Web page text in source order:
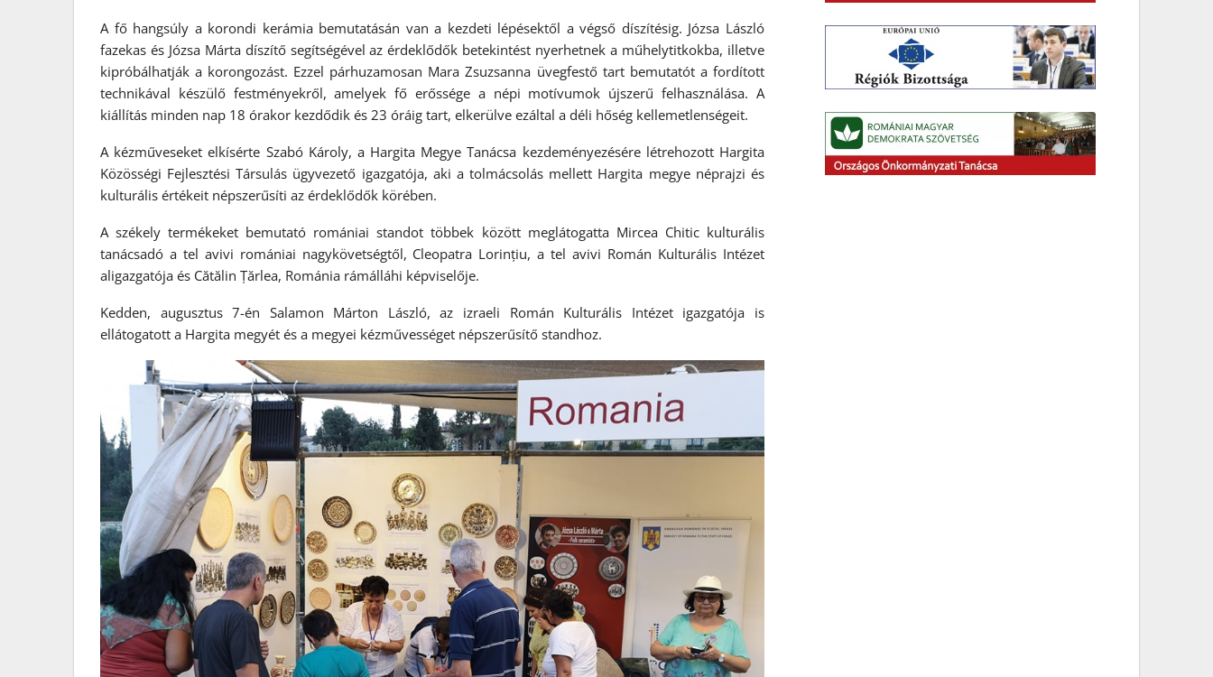
A fő hangsúly a korondi kerámia bemutatásán van a kezdeti lépésektől a végső díszítésig. Józsa László
fazekas és Józsa Márta díszítő segítségével az érdeklődők betekintést nyerhetnek a műhelytitkokba, illetve
kipróbálhatják a korongozást. Ezzel párhuzamosan Mara Zsuzsanna üvegfestő tart bemutatót a fordított
technikával készülő festményekről, amelyek fő erőssége a népi motívumok újszerű felhasználása. A
kiállítás minden nap 18 órakor kezdődik és 23 óráig tart, elkerülve ezáltal a déli hőség kellemetlenségeit.
A kézműveseket elkísérte Szabó Károly, a Hargita Megye Tanácsa kezdeményezésére létrehozott Hargita
Közösségi Fejlesztési Társulás ügyvezető igazgatója, aki a tolmácsolás mellett Hargita megye néprajzi és
kulturális értékeit népszerűsíti az érdeklődők körében.
A székely termékeket bemutató romániai standot többek között meglátogatta Mircea Chitic kulturális
tanácsadó a tel avivi romániai nagykövetségtől, Cleopatra Lorințiu, a tel avivi Román Kulturális Intézet
aligazgatója és Cătălin Țărlea, Románia rámálláhi képviselője.
Kedden, augusztus 7-én Salamon Márton László, az izraeli Román Kulturális Intézet igazgatója is
ellátogatott a Hargita megyét és a megyei kézművességet népszerűsítő standhoz.